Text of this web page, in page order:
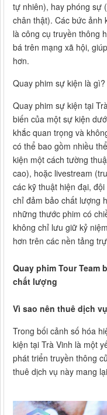
tự nhiên), hay phóng sự
chân thật). Các bức ảnh
là công cụ truyền thông
bá trên mạng xã hội,
hơn.
Quay phim sự kiện là gì?
Quay phim sự kiện tại
biến của một sự kiện
khắc quan trọng và
có thể bao gồm nhiều
kiện một cách tường
cao), hoặc livestream
các kỹ thuật hiện đại,
chỉ đảm bảo chất lượng
những thước phim có
không chỉ lưu giữ kỷ
hơn trên các nền tảng
Quay phim Tour Team
chất lượng
Vì sao nên thuê dịch
Trong bối cảnh số hóa
kiện tại Trà Vinh là một
phát triển truyền thông
thuê dịch vụ này mang